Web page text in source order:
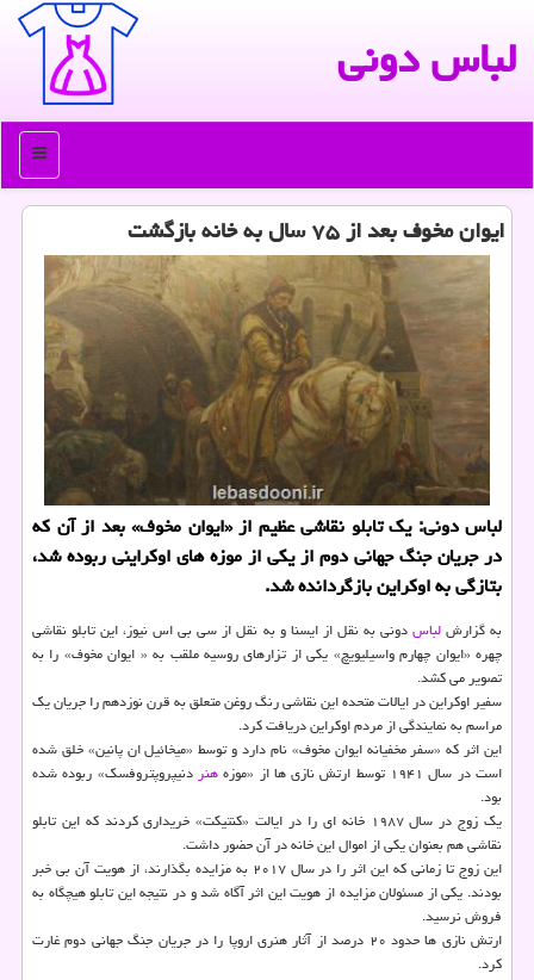
لباس دونی
منو
ایوان مخوف بعد از ۷۵ سال به خانه بازگشت
لباس دونی: یك تابلو نقاشی عظیم از «ایوان مخوف» بعد از آن كه
در جریان جنگ جهانی دوم از یكی از موزه های اوكراینی ربوده شد،
بتازگی به اوكراین بازگردانده شد.
به گزارشلباسدونی به نقل از ایسنا و به نقل از سی بی اس نیوز، این تابلو نقاشی
چهره «ایوان چهارم واسیلیویچ» یكی از تزارهای روسیه ملقب به « ایوان مخوف» را به
تصویر می كشد.
سفیر اوكراین در ایالات متحده این نقاشی رنگ روغن متعلق به قرن نوزدهم را جریان یك
مراسم به نمایندگی از مردم اوكراین دریافت كرد.
این اثر كه «سفر مخفیانه ایوان مخوف» نام دارد و توسط «میخائیل ان پانین» خلق شده
است در سال ۱۹۴۱ توسط ارتش نازی ها از «موزه
هنردنیپروپتروفسك» ربوده شده
بود.
یك زوج در سال ۱۹۸۷ خانه ای را در ایالت «كنتیكت» خریداری كردند كه این تابلو
نقاشی هم بعنوان یكی از اموال این خانه در آن حضور داشت.
این زوج تا زمانی كه این اثر را در سال ۲۰۱۷ به مزایده بگذارند، از هویت آن بی خبر
بودند. یكی از مسئولان مزایده از هویت این اثر آگاه شد و در نتیجه این تابلو هیچگاه به
فروش نرسید.
ارتش نازی ها حدود ۲۰ درصد از آثار هنری اروپا را در جریان جنگ جهانی دوم غارت
كرد.